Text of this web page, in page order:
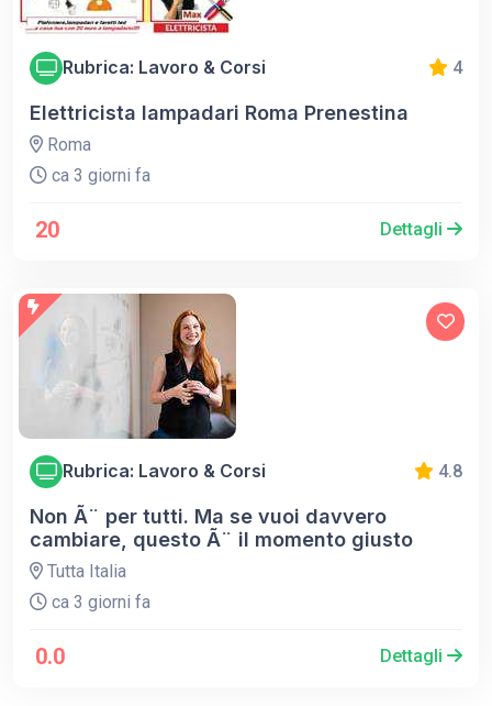
Rubrica: Lavoro & Corsi 4
Elettricista lampadari Roma Prenestina
Roma
ca 3 giorni fa
20 Dettagli
Rubrica: Lavoro & Corsi 4.8
Non Ã¨ per tutti. Ma se vuoi davvero
cambiare, questo Ã¨ il momento giusto
Tutta Italia
ca 3 giorni fa
0.0 Dettagli